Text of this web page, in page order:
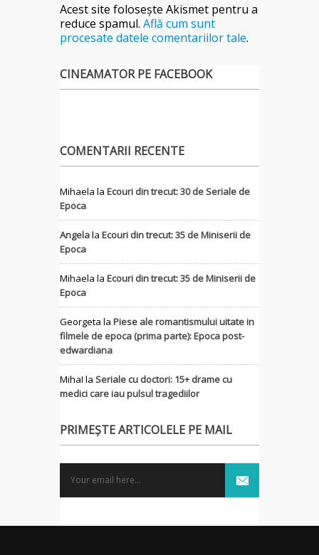
Acest site folosește Akismet pentru a
reduce spamul. Află cum sunt
procesate datele comentariilor tale.
CINEAMATOR PE FACEBOOK
COMENTARII RECENTE
Mihaela la Ecouri din trecut: 30 de Seriale de
Epoca
Angelala Ecouri din trecut: 35 de Miniserii de
Epoca
Mihaela la Ecouri din trecut: 35 de Miniserii de
Epoca
Georgeta la Piese ale romantismului uitate in
filmele de epoca (prima parte): Epoca post-
edwardiana
MihaI la Seriale cu doctori: 15+ drame cu
medici care iau pulsul tragediilor
PRIMEȘTE ARTICOLELE PE MAIL